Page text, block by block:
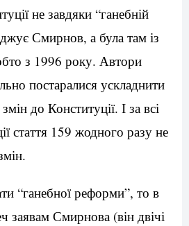
не завдяки “ганебній
Смирнов, а була там із
з 1996 року. Автори
постаралися ускладнити
до Конституції. І за всі
стаття 159 жодного разу не
“ганебної реформи”, то в
заявам Смирнова (він двічі